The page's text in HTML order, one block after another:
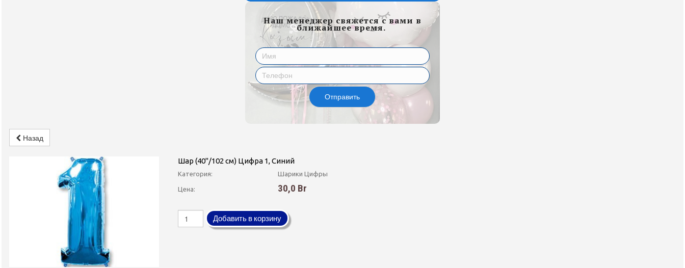
Наш менеджер свяжется с вами в
ближайшее время.
Отправить
Назад
Шар (40''/102 см) Цифра 1, Синий
Категория: Шарики Цифры
Цена: 30,0 Br
Добавить в корзину